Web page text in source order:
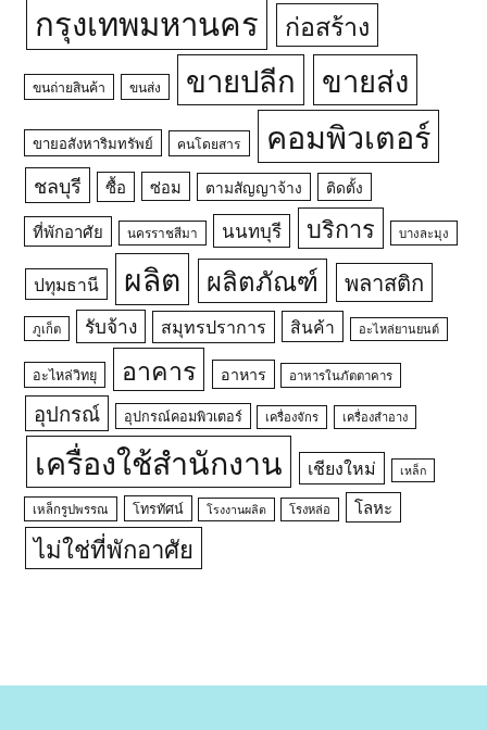
กรุงเทพมหานคร ก่อสร้าง
ขนถ่ายสินค้า ขนส่ง ขายปลีก ขายส่ง
ขายอสังหาริมทรัพย์ คนโดยสาร คอมพิวเตอร์
ชลบุรี ซื้อ ซ่อม ตามสัญญาจ้าง ติดตั้ง
ที่พักอาศัย นครราชสีมา นนทบุรี บริการ บางละมุง
ปทุมธานี ผลิต ผลิตภัณฑ์ พลาสติก
ภูเก็ต รับจ้าง สมุทรปราการ สินค้า อะไหล่ยานยนต์
อะไหล่วิทยุ อาคาร อาหาร อาหารในภัตตาคาร
อุปกรณ์ อุปกรณ์คอมพิวเตอร์ เครื่องจักร เครื่องสำอาง
เครื่องใช้สำนักงาน เชียงใหม่ เหล็ก
เหล็กรูปพรรณ โทรทัศน์ โรงงานผลิต โรงหล่อ โลหะ
ไม่ใช่ที่พักอาศัย